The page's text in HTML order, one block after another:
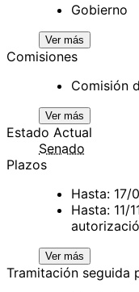
Gobierno
Ver más
Comisiones
Comisión
Ver más
Estado Actual
Senado
Plazos
Hasta: 17/
Hasta: 11/
Ver más
Tramitación seguida